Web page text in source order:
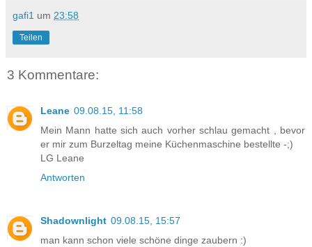
gafi1 um 23:58
Teilen
3 Kommentare:
Leane 09.08.15, 11:58
Mein Mann hatte sich auch vorher schlau gemacht , bevor
er mir zum Burzeltag meine Küchenmaschine bestellte -;)
LG Leane
Antworten
Shadownlight 09.08.15, 15:57
man kann schon viele schöne dinge zaubern :)